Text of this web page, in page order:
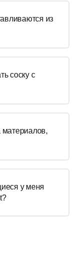
из
соску с
материалов,
у меня